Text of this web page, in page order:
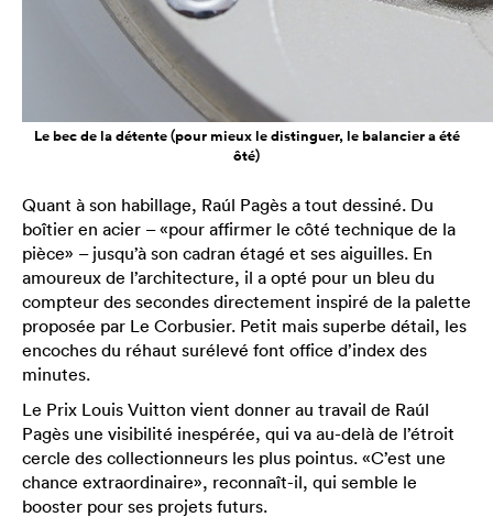
Le bec de la détente (pour mieux le distinguer, le balancier a été
ôté)
Quant à son habillage, Raúl Pagès a tout dessiné. Du
boîtier en acier – «pour affirmer le côté technique de la
pièce» – jusqu’à son cadran étagé et ses aiguilles. En
amoureux de l’architecture, il a opté pour un bleu du
compteur des secondes directement inspiré de la palette
proposée par Le Corbusier. Petit mais superbe détail, les
encoches du réhaut surélevé font office d’index des
minutes.
Le Prix Louis Vuitton vient donner au travail de Raúl
Pagès une visibilité inespérée, qui va au-delà de l’étroit
cercle des collectionneurs les plus pointus. «C’est une
chance extraordinaire», reconnaît-il, qui semble le
booster pour ses projets futurs.